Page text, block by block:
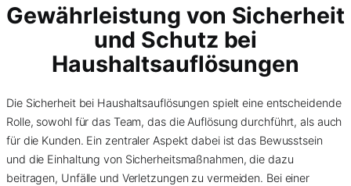
Gewährleistung von Sicherheit
und Schutz bei
Haushaltsauflösungen
Die Sicherheit bei Haushaltsauflösungen spielt eine entscheidende
Rolle, sowohl für das Team, das die Auflösung durchführt, als auch
für die Kunden. Ein zentraler Aspekt dabei ist das Bewusstsein
und die Einhaltung von Sicherheitsmaßnahmen, die dazu
beitragen, Unfälle und Verletzungen zu vermeiden. Bei einer